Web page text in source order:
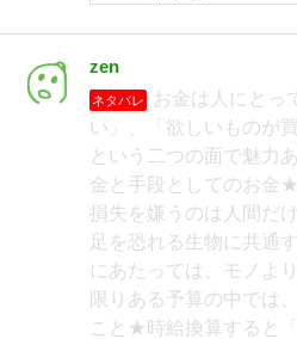
zen
ネタバレ
お金は人にとっ
い」、「欲しいものが
という二つの面で魅力
金と手段としてのお金
損失を嫌うのは人間だ
足を恐れる生物に共通
にあたっては、モノよ
限りある予算の中では
こと★時給換算すると